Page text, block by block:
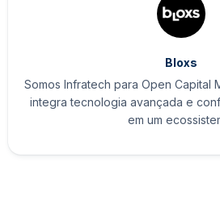
Bloxs
Somos Infratech para Open Capital Market:
integra tecnologia avançada e
em um